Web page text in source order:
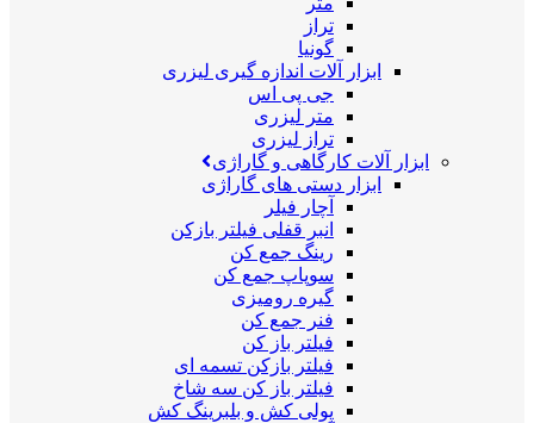
تراز
گونیا
ابزار آلات اندازه گیری لیزری
جی پی اس
متر لیزری
تراز لیزری
ابزار آلات کارگاهی و گاراژی
ابزار دستی های گاراژی
آچار فیلر
انبر قفلی فیلتر بازکن
رینگ جمع کن
سوپاپ جمع کن
گیره رومیزی
فنر جمع کن
فیلتر باز کن
فیلتر بازکن تسمه ای
فیلتر باز کن سه شاخ
پولی کش و بلبرینگ کش